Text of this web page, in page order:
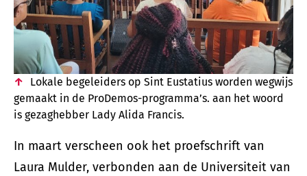
Lokale begeleiders op Sint Eustatius worden wegwijs
gemaakt in de ProDemos-programma’s. aan het woord
is gezaghebber Lady Alida Francis.
In maart verscheen ook het proefschrift van
Laura Mulder, verbonden aan de Universiteit van